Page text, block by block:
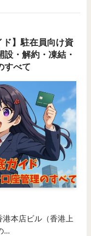
ド】駐在員向け資
・解約・凍結・
すべて
本店ビル（香港上
...